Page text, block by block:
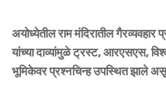
अयोध्येतील राम मंदिरातील गैरव्यवहार
यांच्या दाव्यांमुळे ट्रस्ट, आरएसएस,
भूमिकेवर प्रश्नचिन्ह उपस्थित झाले